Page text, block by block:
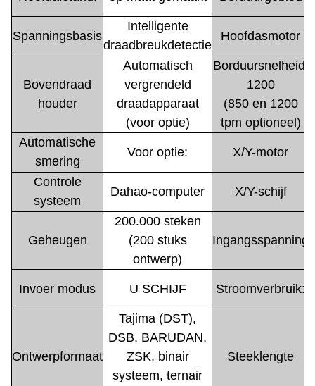
Spanningsbasis
Intelligente
draadbreukdetectie
Hoofdasmotor
Bovendraad
houder
Automatisch
vergrendeld
draadapparaat
(voor optie)
Borduursnelheid:
1200
(850 en 1200
tpm optioneel)
Automatische
smering
Voor optie: X/Y-motor
Controle
systeem
Dahao-computer X/Y-schijf
Geheugen
200.000 steken
(200 stuks
ontwerp)
Ingangsspanning
Invoer modus U SCHIJF Stroomverbruik:
Ontwerpformaat
Tajima (DST),
DSB, BARUDAN,
ZSK, binair
systeem, ternair
Steeklengte